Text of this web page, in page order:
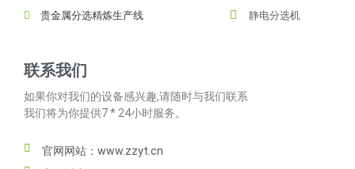
贵金属分选精炼生产线
静电分选机
联系我们
如果你对我们的设备感兴趣,请随时与我们联系
我们将为你提供7 * 24小时服务。
官网网站：www.zzyt.cn